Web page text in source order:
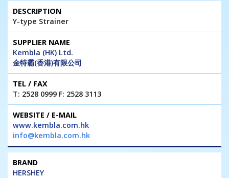
Y-type Strainer
Kembla (HK) Ltd.
金特霸(香港)有限公司
T: 2528 0999 F: 2528 3113
www.kembla.com.hk
info@kembla.com.hk
HERSHEY